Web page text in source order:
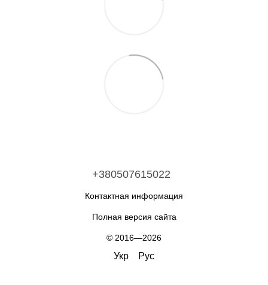
+380507615022
Контактная информация
Полная версия сайта
© 2016—2026
Укр Рус